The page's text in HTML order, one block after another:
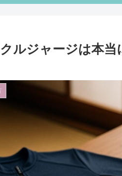
ルジャージは本当